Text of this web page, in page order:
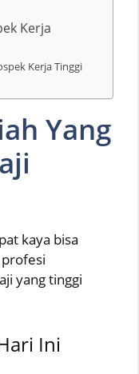
Kerja
Kerja Tinggi
Yang
kaya bisa
yang tinggi
Ini